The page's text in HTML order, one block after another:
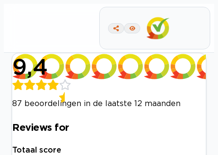
9,4
87 beoordelingen in de laatste 12 maanden
Reviews for
Totaal score